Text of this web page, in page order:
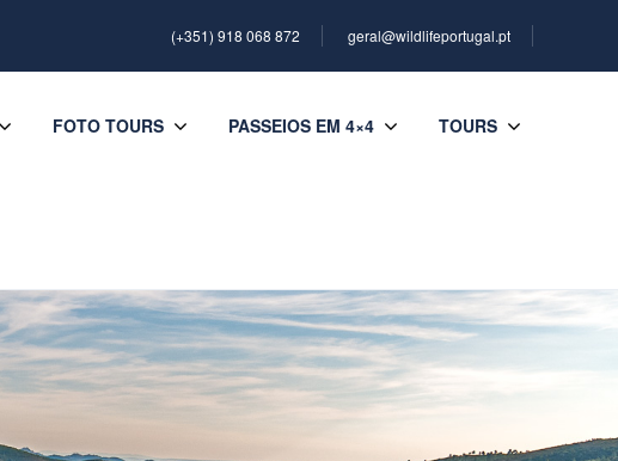
(+351) 918 068 872 geral@wildlifeportugal.pt
FOTO TOURS PASSEIOS EM 4×4 TOURS